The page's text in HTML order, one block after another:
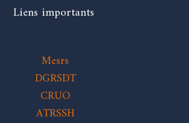
Liens importants
Mesrs
DGRSDT
CRUO
ATRSSH